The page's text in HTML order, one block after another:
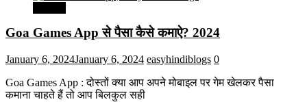
Goa Games App से पैसा कैसे कमाऐ? 2024
January 6, 2024January 6, 2024 easyhindiblogs 0
Goa Games App : दोस्तों क्या आप अपने मोबाइल पर गेम खेलकर पैसा
कमाना चाहते हैं तो आप बिलकुल सही